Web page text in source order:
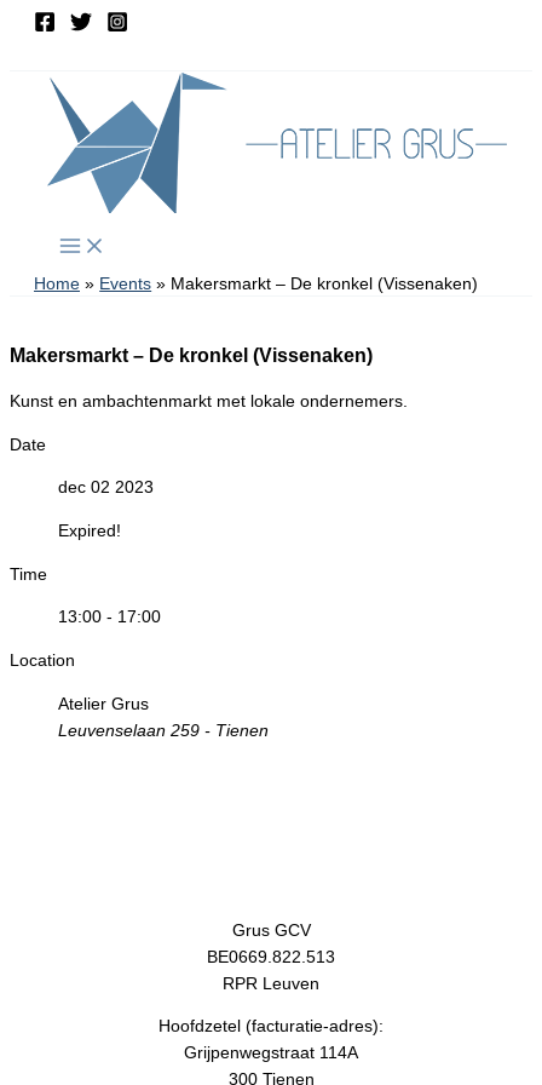
Spring
inhoud
Home Events Makersmarkt – De kronkel (Vissenaken)
Makersmarkt – De kronkel (Vissenaken)
Kunst en ambachtenmarkt met lokale ondernemers.
Date
dec 02 2023
Expired!
Time
13:00 - 17:00
Location
Atelier Grus
Leuvenselaan 259 - Tienen
Grus GCV
BE0669.822.513
RPR Leuven
Hoofdzetel (facturatie-adres):
Grijpenwegstraat 114A
300 Tienen